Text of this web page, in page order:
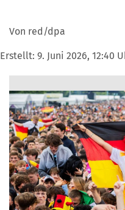
Von red/dpa
Erstellt: 9. Juni 2026, 12:40